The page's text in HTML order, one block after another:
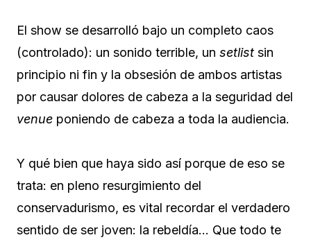
El show se desarrolló bajo un completo caos
(controlado): un sonido terrible, un setlist sin
principio ni fin y la obsesión de ambos artistas
por causar dolores de cabeza a la seguridad del
venue poniendo de cabeza a toda la audiencia.
Y qué bien que haya sido así porque de eso se
trata: en pleno resurgimiento del
conservadurismo, es vital recordar el verdadero
sentido de ser joven: la rebeldía… Que todo te